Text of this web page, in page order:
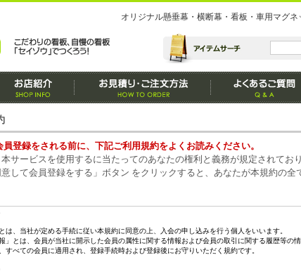
オリジナル懸垂幕・横断幕・看板・車用マグ
員登録をされる前に、下記ご利用規約をよくお読みください。
サービスを使用するに当たってのあなたの権利と義務が規定されており
意して会員登録をする」ボタン をクリックすると、あなたが本規約の